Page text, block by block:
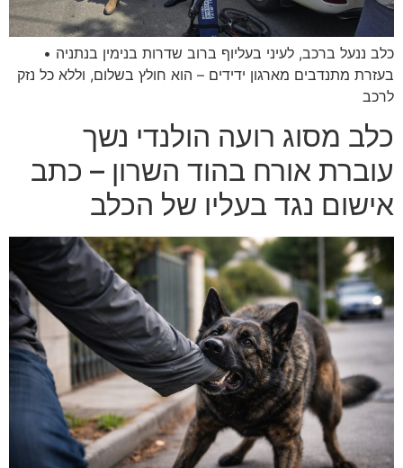
כלב ננעל ברכב, לעיני בעליוף ברוב שדרות בנימין בנתניה •
בעזרת מתנדבים מארגון ידידים – הוא חולץ בשלום, וללא כל נזק
לרכב
כלב מסוג רועה הולנדי נשך
עוברת אורח בהוד השרון – כתב
אישום נגד בעליו של הכלב